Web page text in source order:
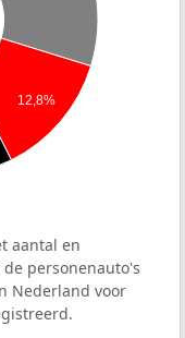
12,8%
aantal en
personenauto's
Nederland voor